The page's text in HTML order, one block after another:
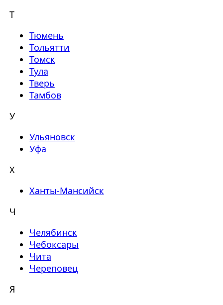
Т
Тюмень
Тольятти
Томск
Тула
Тверь
Тамбов
У
Ульяновск
Уфа
Х
Ханты-Мансийск
Ч
Челябинск
Чебоксары
Чита
Череповец
Я